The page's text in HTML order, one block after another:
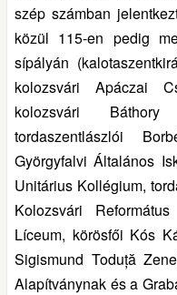
szép számban
közül 115-en pedig
sípályán
kolozsvári Apáczai
kolozsvári
tordaszentlászlói
Györgyfalvi Általános
Unitárius Kollégium,
Kolozsvári
Líceum, körösfői Kós
Sigismund Toduță
Alapítványnak és a